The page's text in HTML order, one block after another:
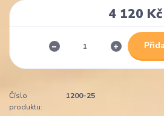
4 120 Kč
Číslo
produktu:
1200-25